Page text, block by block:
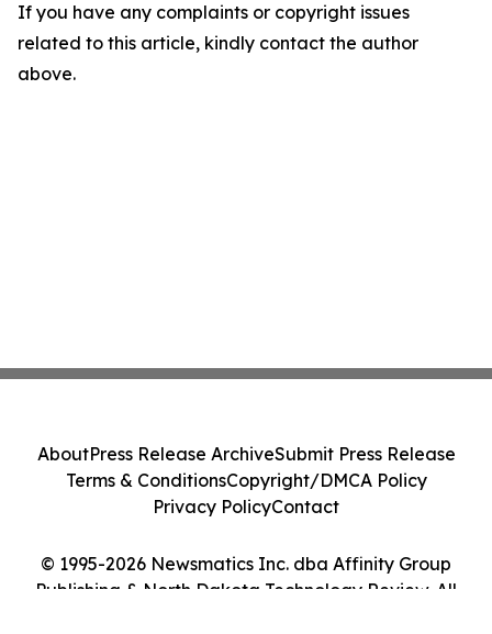
If you have any complaints or copyright issues
related to this article, kindly contact the author
above.
© 1995-2026 Newsmatics Inc. dba Affinity Group
Publishing & North Dakota Technology Review. All
AboutPress Release ArchiveSubmit Press Release
Terms & ConditionsCopyright/DMCA Policy
Privacy PolicyContact